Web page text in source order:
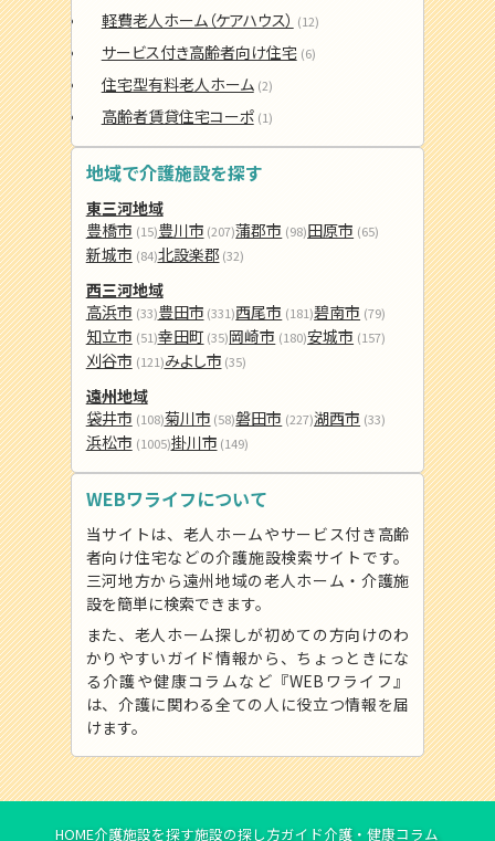
軽費老人ホーム（ケアハウス） (12)
サービス付き高齢者向け住宅 (6)
住宅型有料老人ホーム (2)
高齢者賃貸住宅コーポ (1)
地域で介護施設を探す
東三河地域
豊橋市 (15)豊川市 (207)蒲郡市 (98)田原市 (65)
新城市 (84)北設楽郡 (32)
西三河地域
高浜市 (33)豊田市 (331)西尾市 (181)碧南市 (79)
知立市 (51)幸田町 (35)岡崎市 (180)安城市 (157)
刈谷市 (121)みよし市 (35)
遠州地域
袋井市 (108)菊川市 (58)磐田市 (227)湖西市 (33)
浜松市 (1005)掛川市 (149)
WEBワライフについて
当サイトは、老人ホームやサービス付き高齢
者向け住宅などの介護施設検索サイトです。
三河地方から遠州地域の老人ホーム・介護施
設を簡単に検索できます。
また、老人ホーム探しが初めての方向けのわ
かりやすいガイド情報から、ちょっときにな
る介護や健康コラムなど『WEBワライフ』
は、介護に関わる全ての人に役立つ情報を届
けます。
HOME介護施設を探す施設の探し方ガイド介護・健康コラム